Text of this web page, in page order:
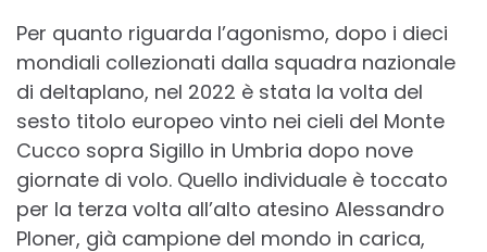
Per quanto riguarda l’agonismo, dopo i dieci
mondiali collezionati dalla squadra nazionale
di deltaplano, nel 2022 è stata la volta del
sesto titolo europeo vinto nei cieli del Monte
Cucco sopra Sigillo in Umbria dopo nove
giornate di volo. Quello individuale è toccato
per la terza volta all’alto atesino Alessandro
Ploner, già campione del mondo in carica,